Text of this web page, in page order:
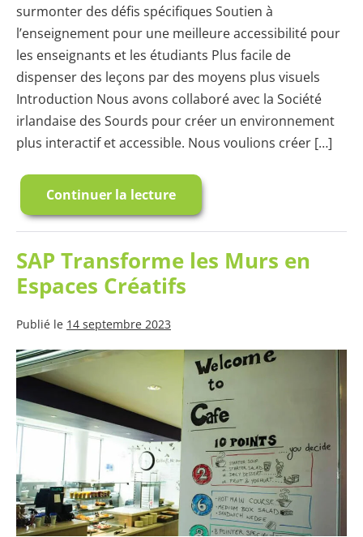
surmonter des défis spécifiques Soutien à
l’enseignement pour une meilleure accessibilité pour
les enseignants et les étudiants Plus facile de
dispenser des leçons par des moyens plus visuels
Introduction Nous avons collaboré avec la Société
irlandaise des Sourds pour créer un environnement
plus interactif et accessible. Nous voulions créer […]
Continuer la lecture
La
Société
Sourds
SAP Transforme les Murs en
Espaces Créatifs
Publié le 14 septembre 2023
SAP
Transforme
les
Murs
en
Espaces
Créatifs